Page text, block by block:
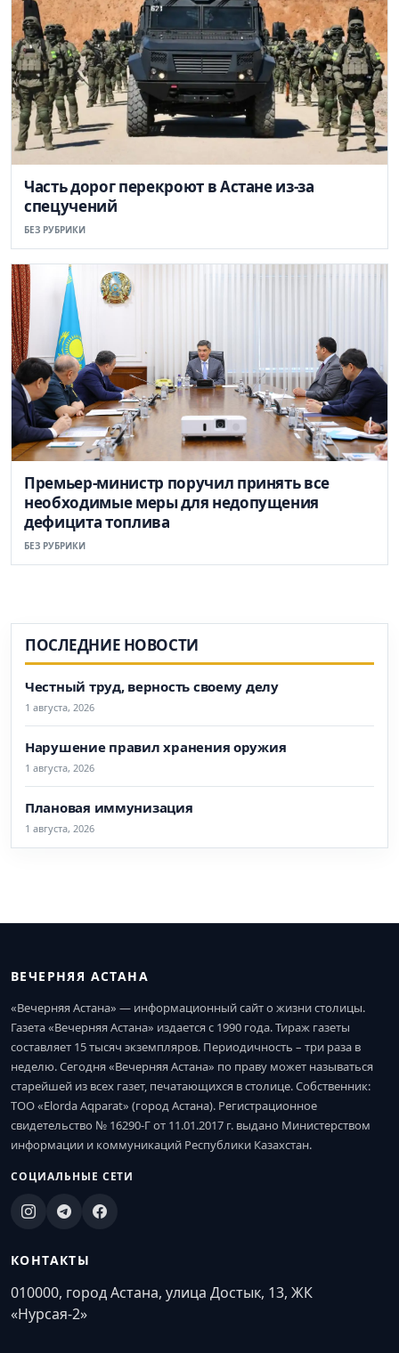
Часть дорог перекроют в Астане из-за
спецучений
БЕЗ РУБРИКИ
Премьер-министр поручил принять все
необходимые меры для недопущения
дефицита топлива
БЕЗ РУБРИКИ
ПОСЛЕДНИЕ НОВОСТИ
Честный труд, верность своему делу
1 августа, 2026
Нарушение правил хранения оружия
1 августа, 2026
Плановая иммунизация
1 августа, 2026
ВЕЧЕРНЯЯ АСТАНА
«Вечерняя Астана» — информационный сайт о жизни столицы.
Газета «Вечерняя Астана» издается с 1990 года. Тираж газеты
составляет 15 тысяч экземпляров. Периодичность – три раза в
неделю. Сегодня «Вечерняя Астана» по праву может называться
старейшей из всех газет, печатающихся в столице. Собственник:
ТОО «Elorda Aqparat» (город Астана). Регистрационное
свидетельство № 16290-Г от 11.01.2017 г. выдано Министерством
информации и коммуникаций Республики Казахстан.
СОЦИАЛЬНЫЕ СЕТИ
КОНТАКТЫ
010000, город Астана, улица Достык, 13, ЖК
«Нурсая-2»